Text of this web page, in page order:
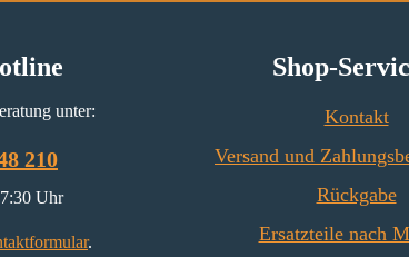
unter:
210
Uhr
.
Shop-
Kontakt
Versand und
Rückgabe
Ersatzteile nach